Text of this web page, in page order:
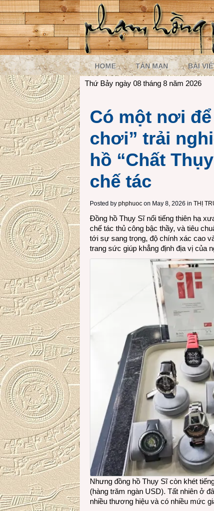
HOME TẢN MẠN BÀI
Thứ Bảy ngày 08 tháng 8 năm 2026
Có một nơi
chơi” trải
hồ “Chất
chế tác
Posted by phphuoc on May 8, 2026 in THỊ
Đồng hồ Thụy Sĩ nổi tiếng thiên hạ
chế tác thủ công bậc thầy, và tiêu
tới sự sang trọng, độ chính xác cao
trang sức giúp khẳng định địa vị của
Nhưng đồng hồ Thụy Sĩ còn khét
(hàng trăm ngàn USD). Tất nhiên ở
nhiều thương hiệu và có nhiều mức